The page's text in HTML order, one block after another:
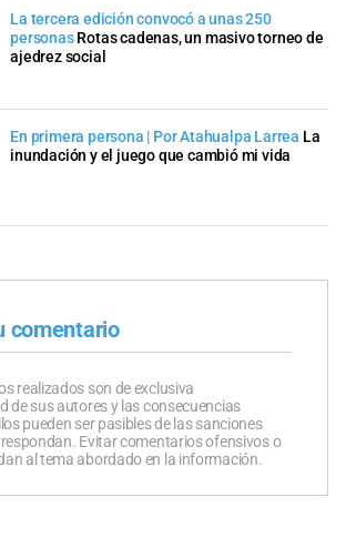
La tercera edición convocó a unas 250
personas Rotas cadenas, un masivo torneo de
ajedrez social
En primera persona | Por Atahualpa Larrea La
inundación y el juego que cambió mi vida
comentario
realizados son de exclusiva
de sus autores y las consecuencias
pueden ser pasibles de las sanciones
Evitar comentarios ofensivos o
al tema abordado en la información.